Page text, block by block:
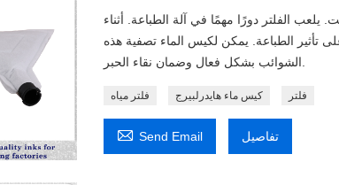
يلعب الفلتر دورًا مهمًا في آلة الطباعة. أثناء
تأثير الطباعة. يمكن لكيس الماء تصفية هذه
الشوائب بشكل فعال وضمان نقاء الحبر.
فلتر مياه كيس ماء هايدرلبيرج فلتر
 Send Email تفاصيل